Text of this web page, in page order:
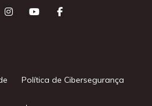
Política de Cibersegurança